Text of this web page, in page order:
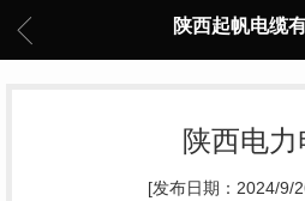
陕西起帆电缆
陕西电
[发布日期：2024/9/